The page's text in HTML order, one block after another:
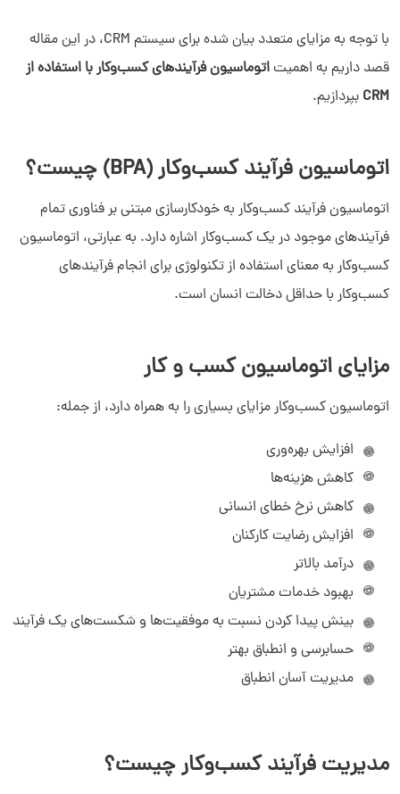
با توجه به مزایای متعدد بیان شده برای سیستم CRM، در این مقاله
قصد داریم به اهمیتاتوماسیون فرآیندهای کسب‌وکار با استفاده از
CRM بپردازیم.
اتوماسیون فرآیند کسب‌وکار (BPA) چیست؟
اتوماسیون فرآیند کسب‌وکار به خودکارسازی مبتنی بر فناوری تمام
فرآیندهای موجود در یک کسب‌وکار اشاره دارد. به عبارتی، اتوماسیون
کسب‌وکار به معنای استفاده از تکنولوژی برای انجام فرآیندهای
کسب‌وکار با حداقل دخالت انسان است.
مزایای اتوماسیون کسب و کار
اتوماسیون کسب‌وکار مزایای بسیاری را به همراه دارد، از جمله:
افزایش بهره‌وری
کاهش هزینه‌ها
کاهش نرخ خطای انسانی
افزایش رضایت کارکنان
درآمد بالاتر
بهبود خدمات مشتریان
بینش پیدا کردن نسبت به موفقیت‌ها و شکست‌های یک فرآیند
حسابرسی و انطباق بهتر
مدیریت آسان انطباق
مدیریت فرآیند کسب‌وکار چیست؟